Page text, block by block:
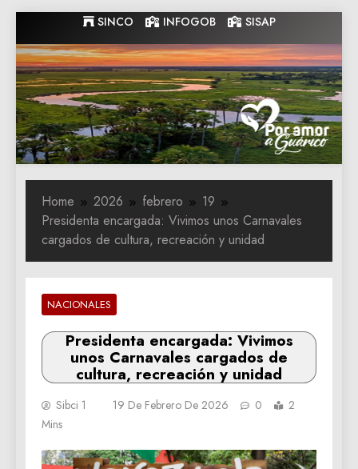
to
content
SINCO INFOGOB SISAP
Gobernacion
de Guarico
Gobernacion de Guarico
Home 2026 febrero
19
Presidenta encargada: Vivimos unos Carnavales
cargados de cultura, recreación y unidad
NACIONALES
Presidenta encargada: Vivimos
unos Carnavales cargados de
cultura, recreación y unidad
Sibci 1 19 De Febrero De 2026 0
2
Mins